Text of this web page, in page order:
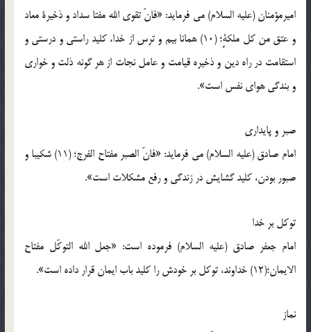
امیرمؤمنان (علیه السلام) می فرماید: «فانّ تقوی الله مفتا سداد و ذخیرة معاد
و عتق من کل ملکةٍ؛ (10) همانا بیم و ترس از خدا، کلید راستی و درستی و
استقامت در راه دین و ذخیره قیامت و عامل نجات از هر گونه ذلت و خواری
و بندگی هوای نفس است».
صبر و پایداری
امام صادق (علیه السلام) می فرماید: «فانّ الصبر مفتاح الفرج؛ (11) شکیبا و
صبور بودن، کلید گشایش در زندگی و رفع مشکلات است».
توکل بر خدا
امام جعفر صادق (علیه السلام) فرموده است: «جعل الله التوکّل مفتاح
الایمان؛(12) خداوند، توکل بر خودش را کلید باب ایمان قرار داده است».
نماز